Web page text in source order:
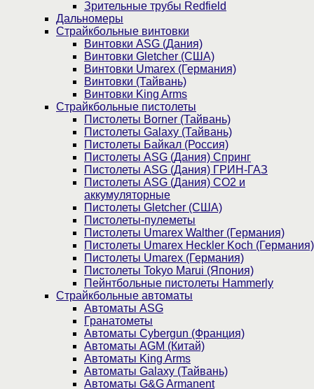
Зрительные трубы Redfield
Дальномеры
Страйкбольные винтовки
Винтовки ASG (Дания)
Винтовки Gletcher (США)
Винтовки Umarex (Германия)
Винтовки (Тайвань)
Винтовки King Arms
Страйкбольные пистолеты
Пистолеты Borner (Тайвань)
Пистолеты Galaxy (Тайвань)
Пистолеты Байкал (Россия)
Пистолеты ASG (Дания) Спринг
Пистолеты ASG (Дания) ГРИН-ГАЗ
Пистолеты ASG (Дания) CO2 и
аккумуляторные
Пистолеты Gletcher (США)
Пистолеты-пулеметы
Пистолеты Umarex Walther (Германия)
Пистолеты Umarex Heckler Koch (Германия)
Пистолеты Umarex (Германия)
Пистолеты Tokyo Marui (Япония)
Пейнтбольные пистолеты Hammerly
Страйкбольные автоматы
Автоматы ASG
Гранатометы
Автоматы Cybergun (Франция)
Автоматы AGM (Китай)
Автоматы King Arms
Автоматы Galaxy (Тайвань)
Автоматы G&G Armanent